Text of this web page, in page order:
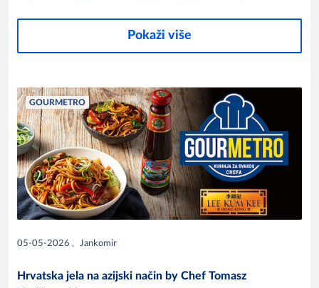
Pokaži više
GOURMETRO
05-05-2026 , Jankomir
Hrvatska jela na azijski način by Chef Tomasz